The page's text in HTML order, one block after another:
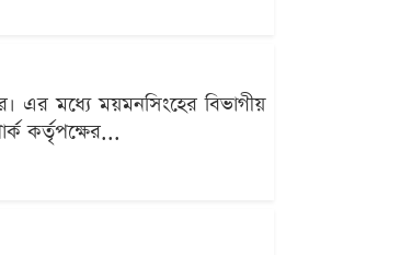
এর মধ্যে ময়মনসিংহের বিভাগীয়
কর্তৃপক্ষের...